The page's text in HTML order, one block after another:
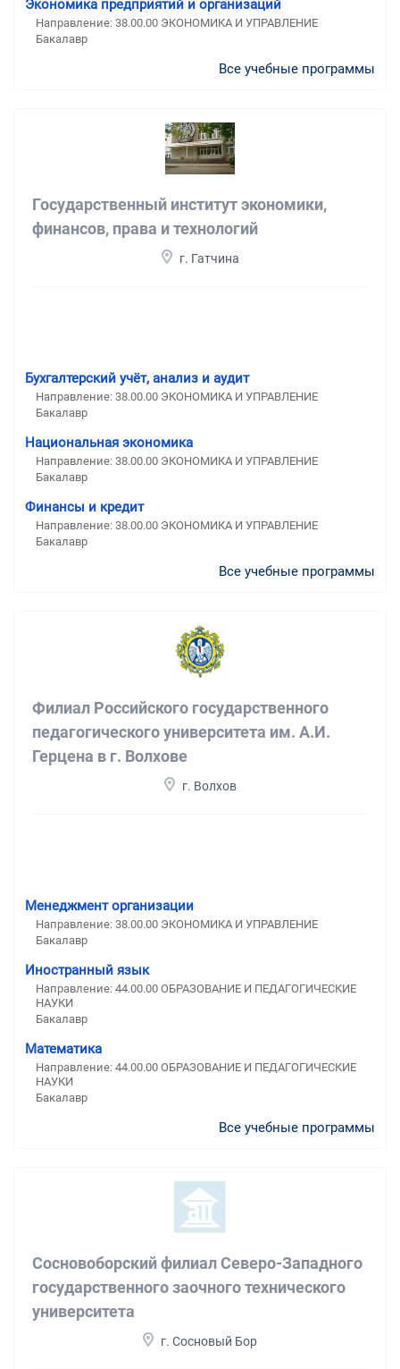
Экономика предприятий и организаций
Направление: 38.00.00 ЭКОНОМИКА И УПРАВЛЕНИЕ
Бакалавр
Все учебные программы
Государственный институт экономики,
финансов, права и технологий
г. Гатчина
Бухгалтерский учёт, анализ и аудит
Направление: 38.00.00 ЭКОНОМИКА И УПРАВЛЕНИЕ
Бакалавр
Национальная экономика
Направление: 38.00.00 ЭКОНОМИКА И УПРАВЛЕНИЕ
Бакалавр
Финансы и кредит
Направление: 38.00.00 ЭКОНОМИКА И УПРАВЛЕНИЕ
Бакалавр
Все учебные программы
Филиал Российского государственного
педагогического университета им. А.И.
Герцена в г. Волхове
г. Волхов
Менеджмент организации
Направление: 38.00.00 ЭКОНОМИКА И УПРАВЛЕНИЕ
Бакалавр
Иностранный язык
Направление: 44.00.00 ОБРАЗОВАНИЕ И ПЕДАГОГИЧЕСКИЕ
НАУКИ
Бакалавр
Математика
Направление: 44.00.00 ОБРАЗОВАНИЕ И ПЕДАГОГИЧЕСКИЕ
НАУКИ
Бакалавр
Все учебные программы
Сосновоборский филиал Северо-Западного
государственного заочного технического
университета
г. Сосновый Бор